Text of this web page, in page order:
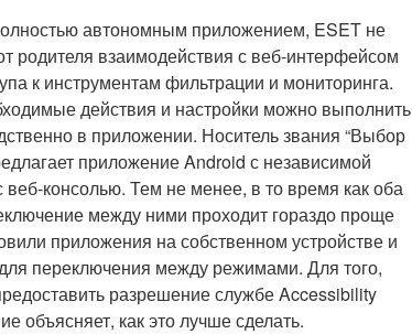
автономным приложением, ESET не
родителя взаимодействия с веб-интерфейсом
к инструментам фильтрации и мониторинга.
действия и настройки можно выполнить
в приложении. Носитель звания “Выбор
приложение Android с независимой
консолью. Тем не менее, в то время как оба
между ними проходит гораздо проще
приложения на собственном устройстве и
переключения между режимами. Для того,
разрешение службе Accessibility
объясняет, как это лучше сделать.